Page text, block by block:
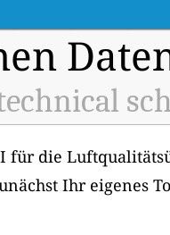
für die
Ihr eigenes